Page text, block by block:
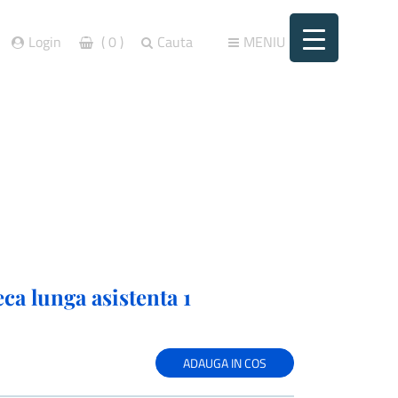
Login ( 0 ) Cauta MENIU
lunga asistenta 1
ADAUGA IN COS